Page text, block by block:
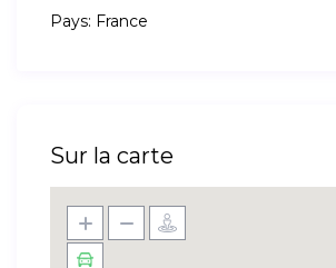
Pays: France
Sur la carte